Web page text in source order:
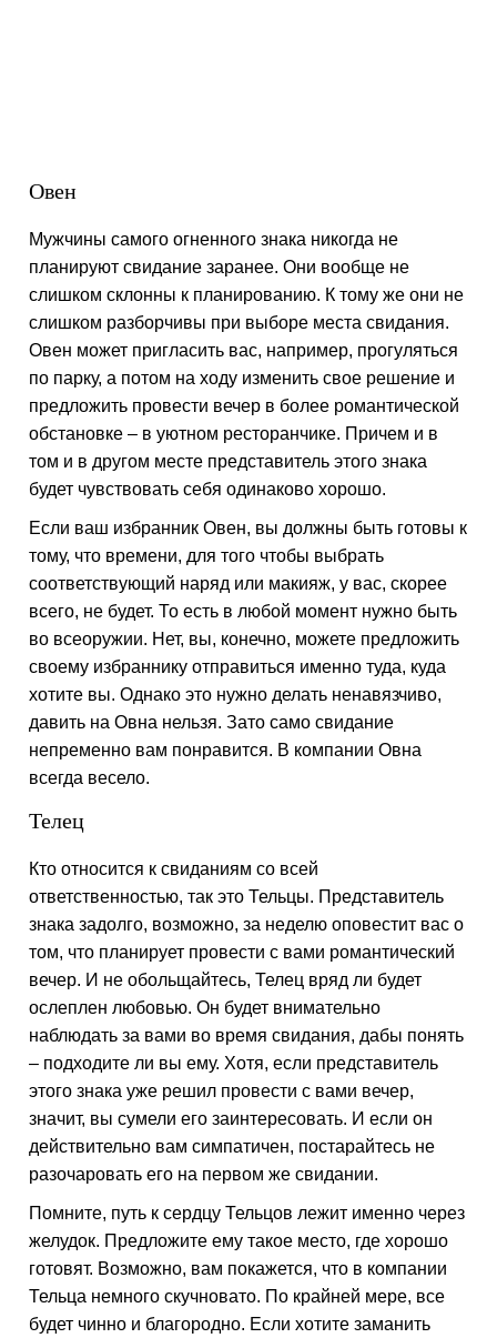
Овен
Мужчины самого огненного знака никогда не
планируют свидание заранее. Они вообще не
слишком склонны к планированию. К тому же они не
слишком разборчивы при выборе места свидания.
Овен может пригласить вас, например, прогуляться
по парку, а потом на ходу изменить свое решение и
предложить провести вечер в более романтической
обстановке – в уютном ресторанчике. Причем и в
том и в другом месте представитель этого знака
будет чувствовать себя одинаково хорошо.
Если ваш избранник Овен, вы должны быть готовы к
тому, что времени, для того чтобы выбрать
соответствующий наряд или макияж, у вас, скорее
всего, не будет. То есть в любой момент нужно быть
во всеоружии. Нет, вы, конечно, можете предложить
своему избраннику отправиться именно туда, куда
хотите вы. Однако это нужно делать ненавязчиво,
давить на Овна нельзя. Зато само свидание
непременно вам понравится. В компании Овна
всегда весело.
Телец
Кто относится к свиданиям со всей
ответственностью, так это Тельцы. Представитель
знака задолго, возможно, за неделю оповестит вас о
том, что планирует провести с вами романтический
вечер. И не обольщайтесь, Телец вряд ли будет
ослеплен любовью. Он будет внимательно
наблюдать за вами во время свидания, дабы понять
– подходите ли вы ему. Хотя, если представитель
этого знака уже решил провести с вами вечер,
значит, вы сумели его заинтересовать. И если он
действительно вам симпатичен, постарайтесь не
разочаровать его на первом же свидании.
Помните, путь к сердцу Тельцов лежит именно через
желудок. Предложите ему такое место, где хорошо
готовят. Возможно, вам покажется, что в компании
Тельца немного скучновато. По крайней мере, все
будет чинно и благородно. Если хотите заманить